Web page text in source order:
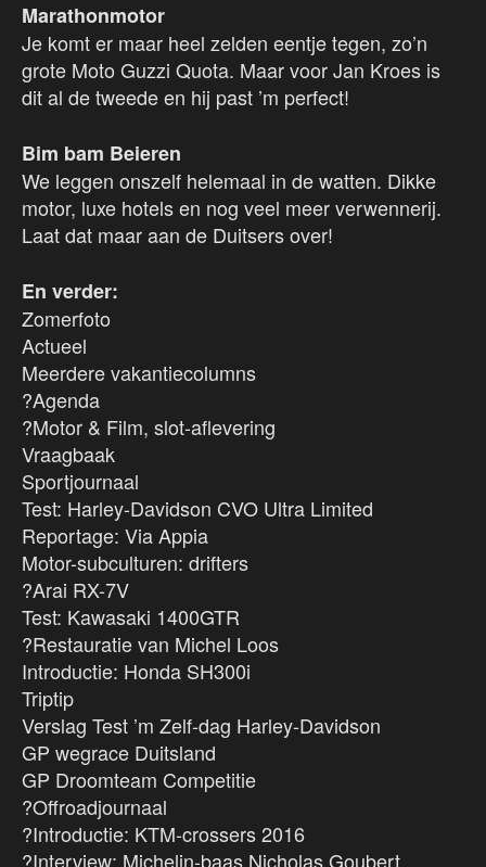
Marathonmotor
Je komt er maar heel zelden eentje tegen, zo’n
grote Moto Guzzi Quota. Maar voor Jan Kroes is
dit al de tweede en hij past ’m perfect!
Bim bam Beieren
We leggen onszelf helemaal in de watten. Dikke
motor, luxe hotels en nog veel meer verwennerij.
Laat dat maar aan de Duitsers over!
En verder:
Zomerfoto
Actueel
Meerdere vakantiecolumns
?Agenda
?Motor & Film, slot-aflevering
Vraagbaak
Sportjournaal
Test: Harley-Davidson CVO Ultra Limited
Reportage: Via Appia
Motor-subculturen: drifters
?Arai RX-7V
Test: Kawasaki 1400GTR
?Restauratie van Michel Loos
Introductie: Honda SH300i
Triptip
Verslag Test ’m Zelf-dag Harley-Davidson
GP wegrace Duitsland
GP Droomteam Competitie
?Offroadjournaal
?Introductie: KTM-crossers 2016
?Interview: Michelin-baas Nicholas Goubert